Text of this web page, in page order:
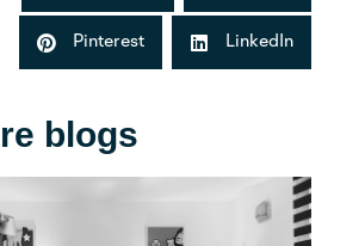
Pinterest LinkedIn
blogs